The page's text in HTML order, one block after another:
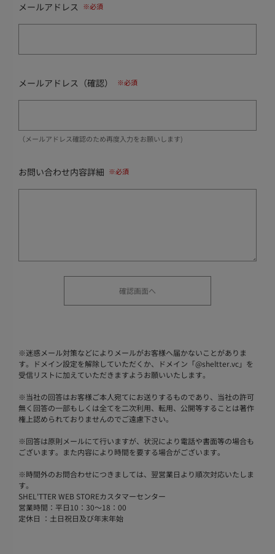
メールアドレス
メールアドレス（確認）
（メールアドレス確認のため再度入力をお願いします)
お問い合わせ内容詳細
※迷惑メール対策などによりメールがお客様へ届かないことがありま
す。ドメイン設定を解除していただくか、ドメイン「@sheltter.vc」を
受信リストに加えていただきますようお願いいたします。
※当社の回答はお客様ご本人宛てにお送りするものであり、当社の許可
無く回答の一部もしくは全てを二次利用、転用、公開等することは著作
権上認められておりませんのでご遠慮下さい。
※回答は原則メールにて行いますが、状況により電話や書面等の場合も
ございます。また内容により時間を要する場合がございます。
※時間外のお問合わせにつきましては、翌営業日より順次対応いたしま
す。
SHEL'TTER WEB STOREカスタマーセンター
営業時間：平日10：30～18：00
定休日 ：土日祝日及び年末年始